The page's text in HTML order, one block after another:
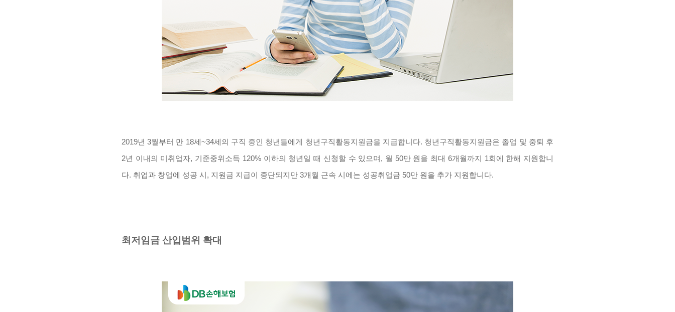
2019년 3월부터 만 18세~34세의 구직 중인 청년들에게 청년구직활동지원금을 지급합니다. 청년구직활동지원금은 졸업 및 중퇴 후
2년 이내의 미취업자, 기준중위소득 120% 이하의 청년일 때 신청할 수 있으며, 월 50만 원을 최대 6개월까지 1회에 한해 지원합니
다. 취업과 창업에 성공 시, 지원금 지급이 중단되지만 3개월 근속 시에는 성공취업금 50만 원을 추가 지원합니다.
최저임금 산입범위 확대